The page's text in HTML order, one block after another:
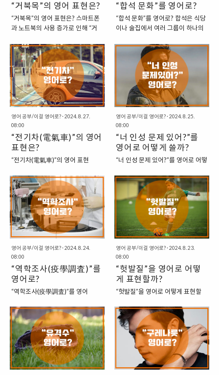
주로 일반적인 맛 범주에서는 다루
지 않으며, 다른 방식으로 표현합니
다. “떫은 맛의 일반적인 영어 표
을 설명할 때 가장 일반적인 표현 중
하나입니다. “쓴맛”이라는 개념으로
접근하며, 떫은 맛이 쓴맛과 유사하
게 느껴질 수 있습니다.“These ..
on (your) tiptoe, Stand on
(your) toes = 까치발로 서다. 가장
먼저 사용할 수 있는 표현입니다. 이
린 자세를 묘사하며 우리말의 까치
발과 일맥상통합니다.“She had to
stand on tiptoe to reach the top
shelf.” (그녀는 꼭대기 선반..
“거북목”의 영어 표현은?
“거북목”의 영어 표현은? 스마트폰
과 노트북의 사용 증가로 인해 “거
지고 있습니다. 이를 줄여서는 “거
북목”이라고 하는데, 이 증후군은
모니터나 스마트폰을 눈높이보다
낮은 위치에서 오랫동안 내려다볼
때, 목이 거북의 목처럼 구부러지는
증상을 의미합니다. 이는 척추에 부
담을 주고, 목 근육과 인대를 늘어지
게 합니다. “거북목 증후군의 영어
표현” “거북목 증후군”을 영어로 옮
기면 “Turtle Neck Syndrome” 정
도가 될 수 있지만, 이는 일반적으로
에서만 쓰이는 콩글리시라고 할 수
있습니다. 영어권에서는 다음과 같
은 표현이 더 정확하게 사용됩니
다. 1. Straight Neck Syndrome:
일자목 증후군 이는 거북목 증후군..
“합석 문화”를 영어로?
“합석 문화”를 영어로? 합석은 식당
이나 술집에서 여러 그룹이 하나의
미합니다. 이는 공간이 제한된 곳에
서 일반적으로 볼 수 있는 관행입니
다. 우리나라에서는 술집을 제외한
일반적인 식당에서는 이러한 문화
를 거의 찾을 수 없지만, 홍콩에서는
식당에서도 이러한 문화를 쉽게 찾
을 수 있습니다. “합석 문화의 영어
표현” 합석 문화에 대해서 영어로
표현해보면 아래와 같이 쓸 수 있습
니다. 1. Table Sharing: 테이블 공
유 = 합석 문화 합석 문화를 설명할
표현은 여러 그룹이 같은 테이블을
공유하는 문화를 나타냅니다.“In
some cultures, table sharing is a
common practice in busy res..
영어 공부/이걸 영어로?· 2024. 8. 27.
08:00
“전기차(電氣車)”의 영어
표현은?
“전기차(電氣車)”의 영어 표현
서 중요한 역할을 하고 있으며, 전기
에너지를 사용하여 친환경적인 운
전을 가능하게 하는 차량을 의미합
니다. 기존의 석유를 이용하는 내연
기관의 차량에 비해서 비교적 친환
경 차량으로 알려져 있어, 친환경 기
술로 대표적으로 손꼽히는 기기 중
의 하나이기도 합니다. 최근에는 전
기차 배터리가 폭발하며 화재가 발
생하는 경우가 발생하면서 전기차
에 대한 인기가 줄어들고 있는 추세
이지만, 이번 글에서 전기차를 영어
로 어떻게 쓸 수 있는지 한 번 살펴
보도록 하겠습니다. 1. 전기차:
Electric Car / Electric Vehicle 전
기차는 전기를 동력으로 사용하는
차량입니다. 전기 배터리에서 에너
지를 받아 모터를 구동시키는 방식
으로, 전통적인 내연기..
영어 공부/이걸 영어로?· 2024. 8. 25.
08:00
“너 인성 문제 있어?”를
영어로 어떻게 쓸까?
“너 인성 문제 있어?”를 영어로 어떻
“이근” 예비역 대위가 남긴 유명한
대사, “너 인성 문제 있어?”는 많은
사람들 사이에서 유행어가 되었습
니다. 당시 방송이 공개된 이후, 해
당 대사는 여러 곳에서 패러디가 되
면서, 밈처럼 쓰이기도 했습니다. 이
제는 시간이 다소 흘러서 더 이상 이
와 관련된 밈을 찾아보기 어렵게 되
었지만, 추억을 회상하며 한 번 글을
작성해봅니다. “너 인성 문제 있
어?”를 영어로는 어떻게 쓸 수 있을
까요? 1. Do you have an
attitude problem? “Attitude”는
사람의 태도나 성향을 뜻하며,
“Problem”은 문제를 의미합니다.
이 표현은 상대방의 태도나 행동에
문제가 있음을 지적하는 데 적합합
니다. 사실 이근 대위..
영어 공부/이걸 영어로?· 2024. 8. 24.
08:00
“역학조사(疫學調査)”를
영어로?
“역학조사(疫學調査)”를 영어
사”라는 용어가 자주 사용되었습니
다. 이 용어는 전염병의 발생 원인과
그 확산 경로를 파악하는 과정을 의
미합니다. 이제는 코로나19 상황이
잠잠해지면서, 자주 들어볼 수 없는
표현이 되었지만, 이 표현에 대해서
한 번 살펴보는 시간을 가져보도록
영어 공부/이걸 영어로?· 2024. 8. 23.
08:00
“헛발질”을 영어로 어떻
게 표현할까?
“헛발질”을 영어로 어떻게 표현할
을 제대로 맞추지 못하거나 실패하
는 경우를 표현할 때, 한국어로는
“헛발질하다”라고 합니다. 특히,
08-09 시즌 프리미어리그 리버풀
의 심장이자 레전드로 손꼽히는 스
티븐 제라드 선수의 헛발질은 지금
까지도 회자되고 있는 장면으로 헛